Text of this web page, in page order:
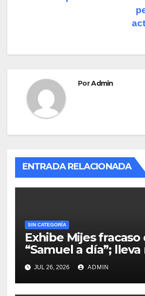
PorAdmin
ENTRADA RELACIONADA
SIN CATEGORÍA
Exhibe Mijes fracaso
“Samuel a día”;
monumento a la
JUL 26, 2026 ADMIN